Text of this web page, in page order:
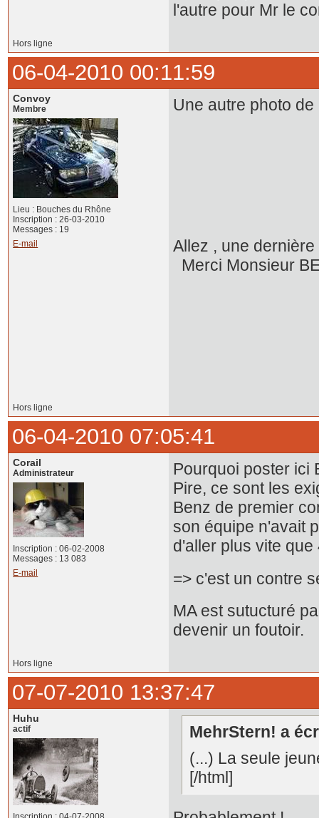
l'autre pour Mr le
Hors ligne
06-04-2010 00:11:59
Convoy
Membre
Lieu : Bouches du Rhône
Inscription : 26-03-2010
Messages : 19
E-mail
Une autre photo
Allez , une
Merci Monsieur
Hors ligne
06-04-2010 07:05:41
Corail
Administrateur
Inscription : 06-02-2008
Messages : 13 083
E-mail
Pourquoi poster ici
Pire, ce sont les
Benz de premier
son équipe n'avait
d'aller plus vite que
=> c'est un contre
MA est sutucturé
devenir un foutoir.
Hors ligne
07-07-2010 13:37:47
Huhu
actif
MehrStern! a
(...) La seule
[/html]